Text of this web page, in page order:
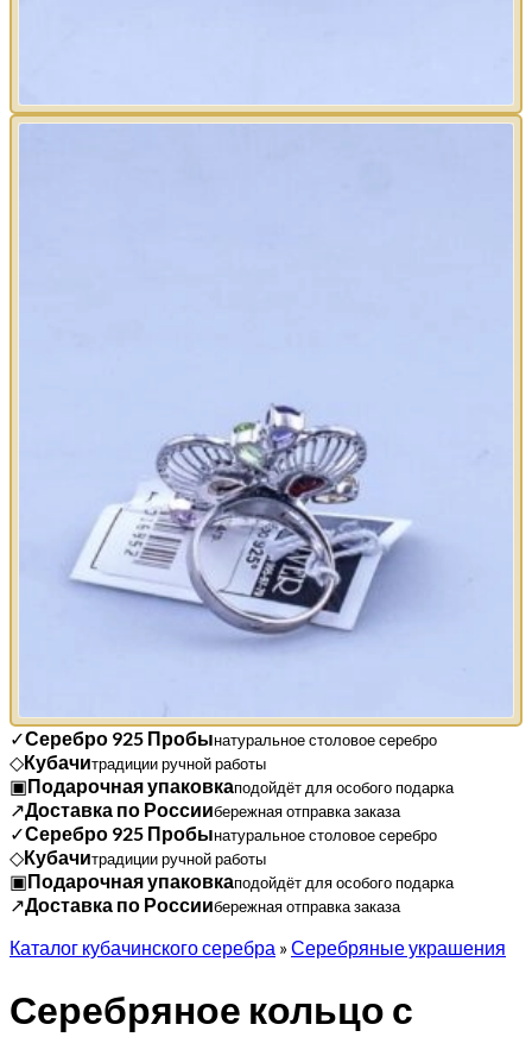
✓Серебро 925 Пробынатуральное столовое серебро
◇Кубачитрадиции ручной работы
▣Подарочная упаковкаподойдёт для особого подарка
↗Доставка по Россиибережная отправка заказа
✓Серебро 925 Пробынатуральное столовое серебро
◇Кубачитрадиции ручной работы
▣Подарочная упаковкаподойдёт для особого подарка
↗Доставка по Россиибережная отправка заказа
Каталог кубачинского серебра »Серебряные украшения
Серебряное кольцо с